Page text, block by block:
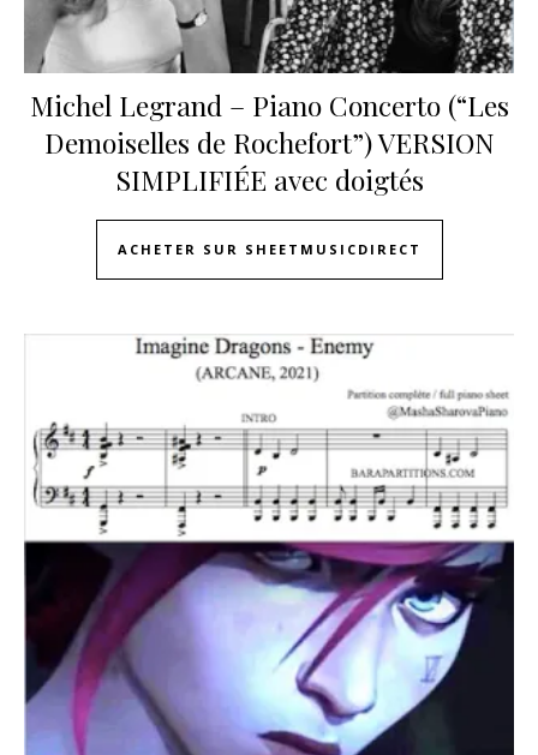
Michel Legrand – Piano Concerto (“Les
Demoiselles de Rochefort”) VERSION
SIMPLIFIÉE avec doigtés
ACHETER SUR SHEETMUSICDIRECT